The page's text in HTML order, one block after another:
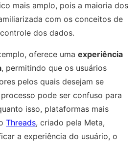
mais amplo, pois a maioria dos
com os conceitos de
dos dados.
oferece uma experiência
, permitindo que os usuários
pelos quais desejam se
pode ser confuso para
isso, plataformas mais
Threads, criado pela Meta,
a experiência do usuário, o